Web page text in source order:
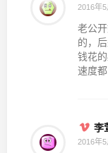
2016年
老公
的，
钱花
速度
李
2016年